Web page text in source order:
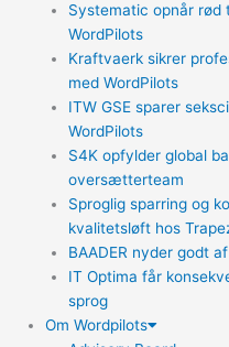
Systematic opnår rød
WordPilots
Kraftvaerk sikrer
med WordPilots
ITW GSE sparer
WordPilots
S4K opfylder global
oversætterteam
Sproglig sparring og
kvalitetsløft hos
BAADER nyder godt
IT Optima får
sprog
Om Wordpilots